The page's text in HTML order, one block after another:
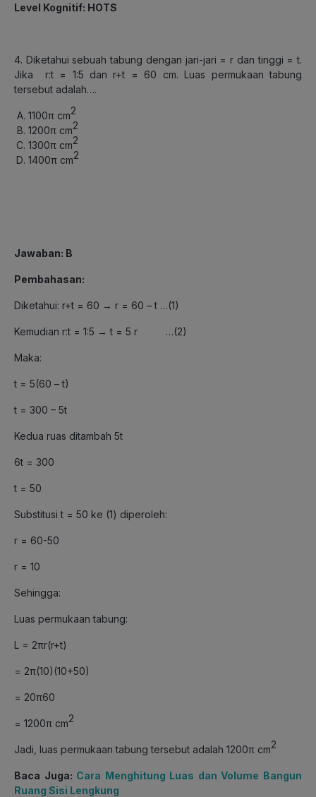
Level Kognitif: HOTS
4. Diketahui sebuah tabung dengan jari-jari = r dan tinggi = t.
Jika r:t = 1:5 dan r+t = 60 cm. Luas permukaan tabung
tersebut adalah….
1100π cm2
1200π cm2
1300π cm2
1400π cm2
Jawaban: B
Pembahasan:
Diketahui: r+t = 60 → r = 60 – t …(1)
Kemudian r:t = 1:5 → t = 5 r …(2)
Maka:
t = 5(60 – t)
t = 300 – 5t
Kedua ruas ditambah 5t
6t = 300
t = 50
Substitusi t = 50 ke (1) diperoleh:
r = 60-50
r = 10
Sehingga:
Luas permukaan tabung:
L = 2πr(r+t)
= 2π(10)(10+50)
= 20π60
= 1200π cm2
Jadi, luas permukaan tabung tersebut adalah 1200π cm2
Baca Juga: Cara Menghitung Luas dan Volume Bangun
Ruang Sisi Lengkung